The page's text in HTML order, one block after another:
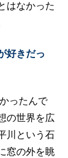
はなかった
好きだっ
ったんで
の世界を広
川という石
窓の外を眺